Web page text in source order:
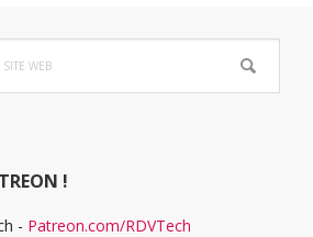
!
- Patreon.com/RDVTech